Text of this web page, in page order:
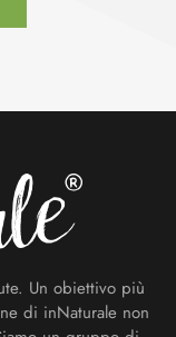
Un obiettivo più
di inNaturale non